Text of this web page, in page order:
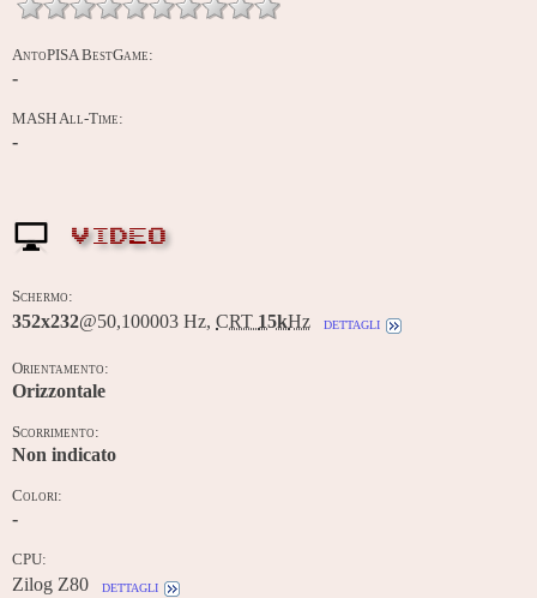
AntoPISA BestGame:
-
MASH All-Time:
-
VIDEO
Schermo:
352x232@50,100003 Hz, CRT 15kHz dettagli
Orientamento:
Orizzontale
Scorrimento:
Non indicato
Colori:
-
CPU:
Zilog Z80 dettagli